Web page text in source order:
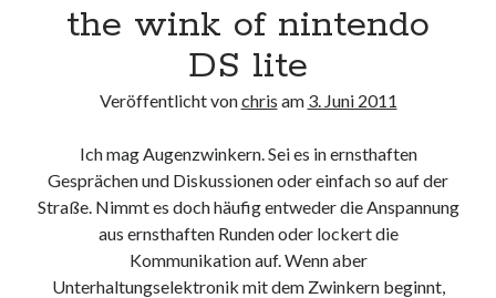
the wink of nintendo
DS lite
Veröffentlicht vonchris am 3. Juni 2011
Ich mag Augenzwinkern. Sei es in ernsthaften
Gesprächen und Diskussionen oder einfach so auf der
Straße. Nimmt es doch häufig entweder die Anspannung
aus ernsthaften Runden oder lockert die
Kommunikation auf. Wenn aber
Unterhaltungselektronik mit dem Zwinkern beginnt,